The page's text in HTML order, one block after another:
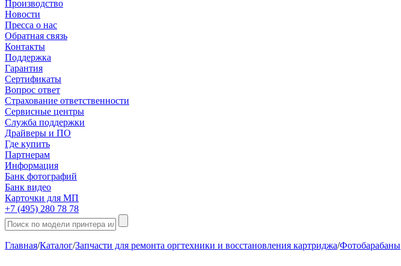
Производство
Новости
Пресса о нас
Обратная связь
Контакты
Поддержка
Гарантия
Сертификаты
Вопрос ответ
Страхование ответственности
Сервисные центры
Служба поддержки
Драйверы и ПО
Где купить
Партнерам
Информация
Банк фотографий
Банк видео
Карточки для МП
+7 (495) 280 78 78
Главная/Каталог/Запчасти для ремонта оргтехники и восстановления картриджа/Фотобарабаны